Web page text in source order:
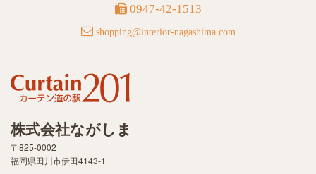
0947-42-1513
shopping@interior-nagashima.com
株式会社ながしま
〒825-0002
福岡県田川市伊田4143-1